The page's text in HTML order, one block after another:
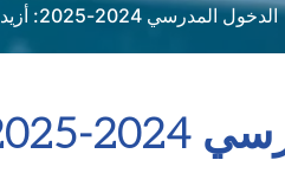
الدخول المدرسي 2024-2025: أزيد من 12 مليون تلميذ يلتحقون بمقاعد الدراسة